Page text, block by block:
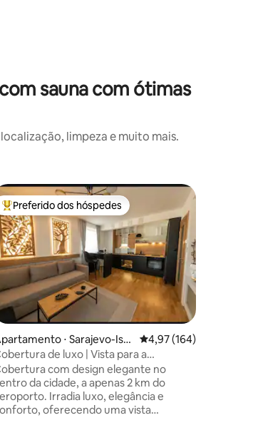
sauna com ótimas
limpeza e muito mais.
Entre os melhores preferidos dos hóspedes
Preferido dos hóspedes
⋅ Sarajevo-Isto
Novo Sarajevo
4,97 de uma avaliação
4,97 (164)
de luxo | Vista para a
+ SPA + Estacionamento
com design elegante no
da cidade, a apenas 2 km do
Irradia luxo, elegância e
oferecendo uma vista